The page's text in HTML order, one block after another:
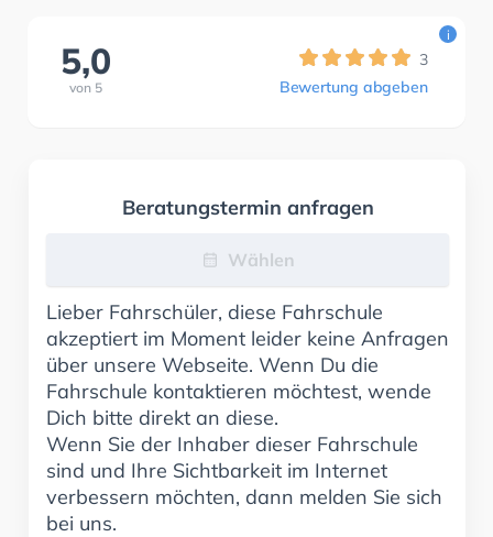
5,0
von 5
3
Bewertung abgeben
i
Beratungstermin anfragen
Wählen
Lieber Fahrschüler, diese Fahrschule
akzeptiert im Moment leider keine Anfragen
über unsere Webseite. Wenn Du die
Fahrschule kontaktieren möchtest, wende
Dich bitte direkt an diese.
Wenn Sie der Inhaber dieser Fahrschule
sind und Ihre Sichtbarkeit im Internet
verbessern möchten, dann melden Sie sich
bei uns.